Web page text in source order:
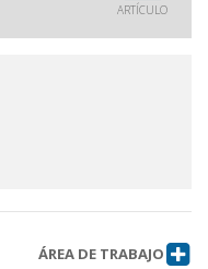
ARTÍCULO
ÁREA DE TRABAJO